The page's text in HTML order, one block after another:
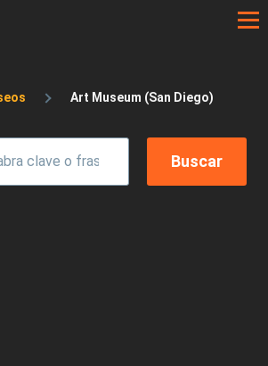
enlaces de ayuda a la
Art Museum (San Diego)